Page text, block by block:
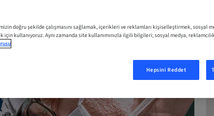
doğru şekilde çalışmasını sağlamak, içerikleri ve reklamları kişiselleştirmek, sosyal
kullanıyoruz. Aynı zamanda site kullanımınızla ilgili bilgileri; sosyal medya,
Hepsini Reddet